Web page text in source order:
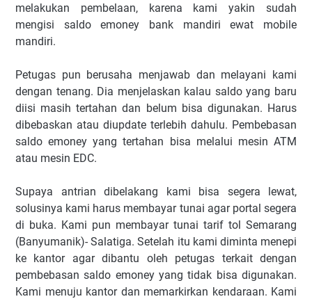
melakukan pembelaan, karena kami yakin sudah
mengisi saldo emoney bank mandiri ewat mobile
mandiri.
Petugas pun berusaha menjawab dan melayani kami
dengan tenang. Dia menjelaskan kalau saldo yang baru
diisi masih tertahan dan belum bisa digunakan. Harus
dibebaskan atau diupdate terlebih dahulu. Pembebasan
saldo emoney yang tertahan bisa melalui mesin ATM
atau mesin EDC.
Supaya antrian dibelakang kami bisa segera lewat,
solusinya kami harus membayar tunai agar portal segera
di buka. Kami pun membayar tunai tarif tol Semarang
(Banyumanik)- Salatiga. Setelah itu kami diminta menepi
ke kantor agar dibantu oleh petugas terkait dengan
pembebasan saldo emoney yang tidak bisa digunakan.
Kami menuju kantor dan memarkirkan kendaraan. Kami